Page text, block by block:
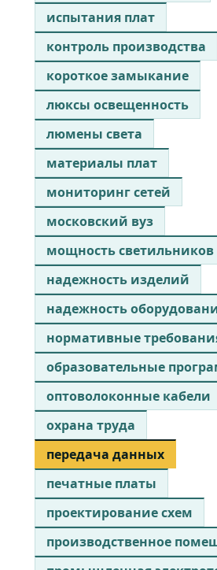
испытания плат
контроль производства
короткое замыкание
люксы освещенность
люмены света
материалы плат
мониторинг сетей
московский вуз
мощность светильников
надежность изделий
надежность
нормативные
образовательные
оптоволоконные кабели
охрана труда
передача данных
печатные платы
проектирование схем
производственное